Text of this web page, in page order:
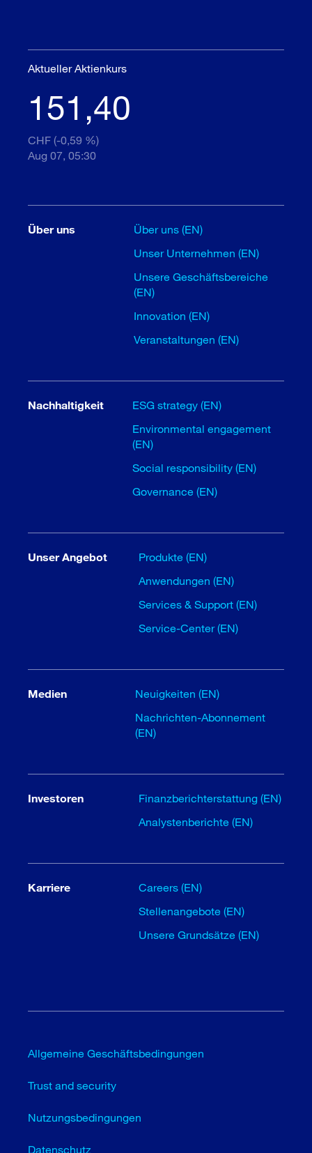
Aktueller Aktienkurs
151,40
CHF (-0,59 %)
Aug 07, 05:30
Über uns
Über uns (EN)
Unser Unternehmen (EN)
Unsere Geschäftsbereiche
(EN)
Innovation (EN)
Veranstaltungen (EN)
Nachhaltigkeit
ESG strategy (EN)
Environmental engagement
(EN)
Social responsibility (EN)
Governance (EN)
Unser Angebot
Produkte (EN)
Anwendungen (EN)
Services & Support (EN)
Service-Center (EN)
Medien
Neuigkeiten (EN)
Nachrichten-Abonnement
(EN)
Investoren
Finanzberichterstattung (EN)
Analystenberichte (EN)
Karriere
Careers (EN)
Stellenangebote (EN)
Unsere Grundsätze (EN)
Allgemeine Geschäftsbedingungen
Trust and security
Nutzungsbedingungen
Datenschutz